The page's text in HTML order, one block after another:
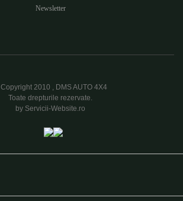
Newsletter
2010 , DMS AUTO 4X4
Toate drepturile rezervate.
by Servicii-Website.ro